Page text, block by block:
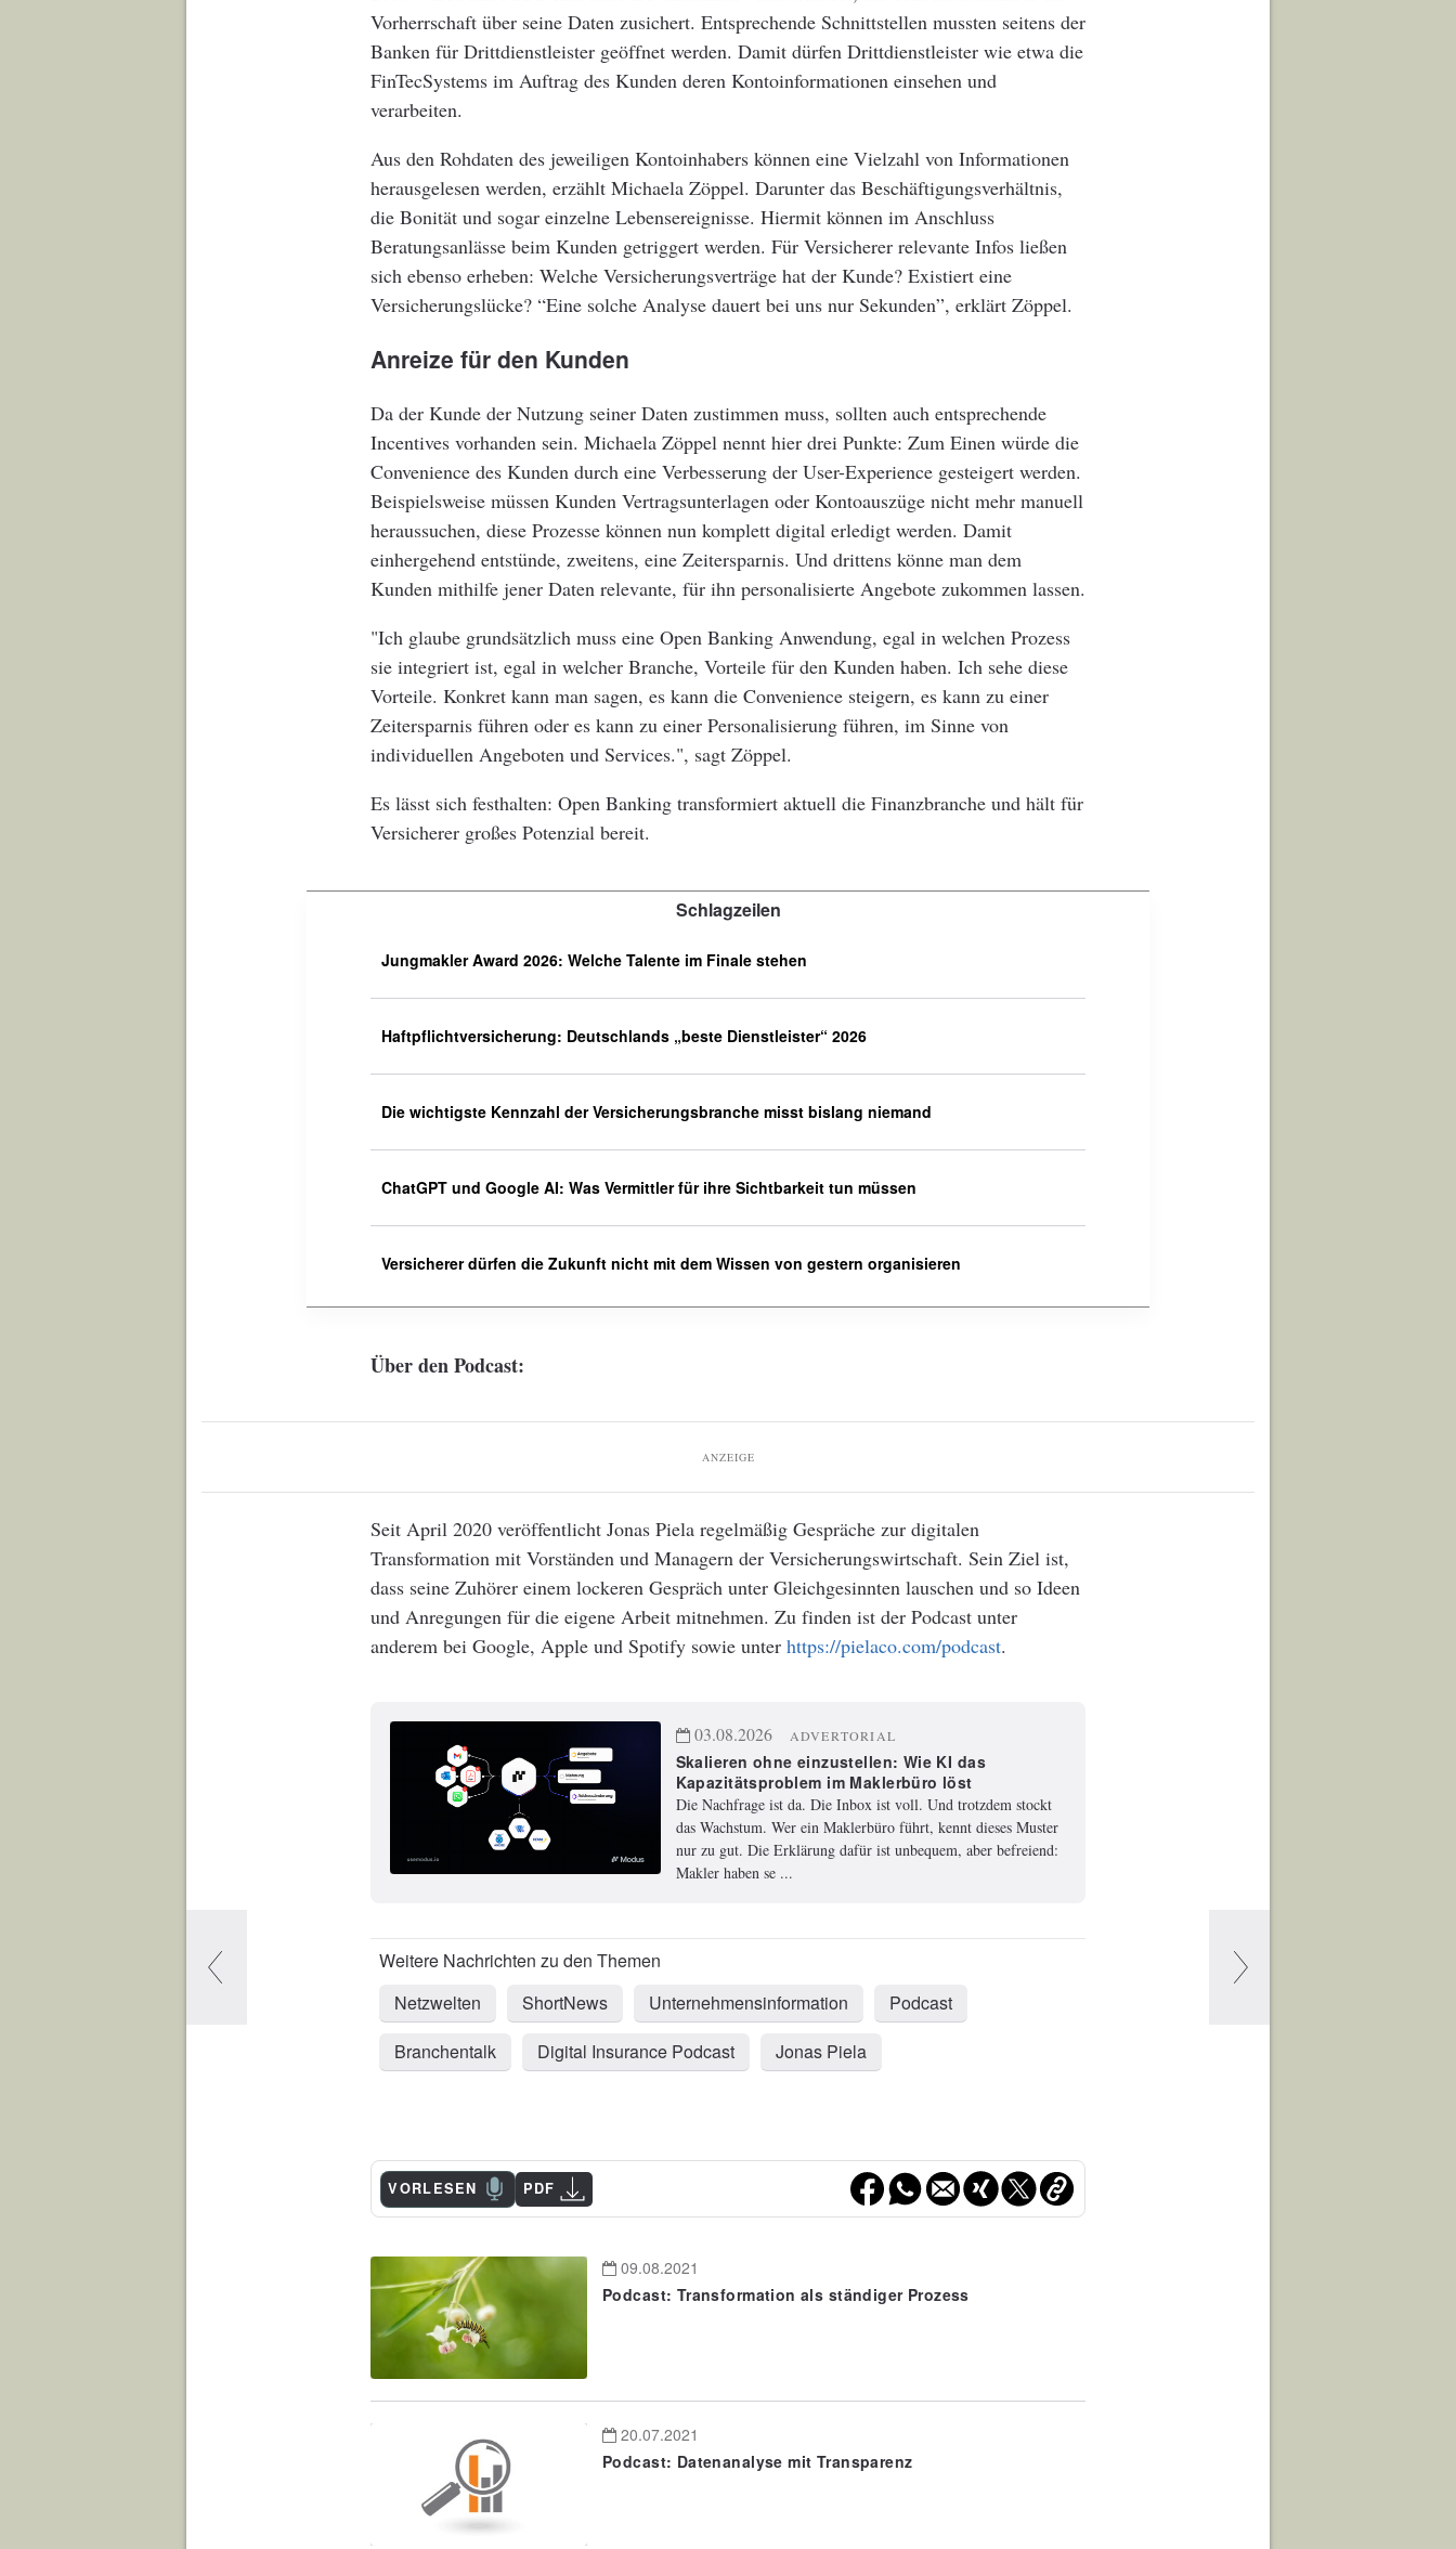
Vorherrschaft über seine Daten zusichert. Entsprechende Schnittstellen mussten seitens der
Banken für Drittdienstleister geöffnet werden. Damit dürfen Drittdienstleister wie etwa die
FinTecSystems im Auftrag des Kunden deren Kontoinformationen einsehen und
verarbeiten.
Aus den Rohdaten des jeweiligen Kontoinhabers können eine Vielzahl von Informationen
herausgelesen werden, erzählt Michaela Zöppel. Darunter das Beschäftigungsverhältnis,
die Bonität und sogar einzelne Lebensereignisse. Hiermit können im Anschluss
Beratungsanlässe beim Kunden getriggert werden. Für Versicherer relevante Infos ließen
sich ebenso erheben: Welche Versicherungsverträge hat der Kunde? Existiert eine
Versicherungslücke? “Eine solche Analyse dauert bei uns nur Sekunden”, erklärt Zöppel.
Anreize für den Kunden
Da der Kunde der Nutzung seiner Daten zustimmen muss, sollten auch entsprechende
Incentives vorhanden sein. Michaela Zöppel nennt hier drei Punkte: Zum Einen würde die
Convenience des Kunden durch eine Verbesserung der User-Experience gesteigert werden.
Beispielsweise müssen Kunden Vertragsunterlagen oder Kontoauszüge nicht mehr manuell
heraussuchen, diese Prozesse können nun komplett digital erledigt werden. Damit
einhergehend entstünde, zweitens, eine Zeitersparnis. Und drittens könne man dem
Kunden mithilfe jener Daten relevante, für ihn personalisierte Angebote zukommen lassen.
"Ich glaube grundsätzlich muss eine Open Banking Anwendung, egal in welchen Prozess
sie integriert ist, egal in welcher Branche, Vorteile für den Kunden haben. Ich sehe diese
Vorteile. Konkret kann man sagen, es kann die Convenience steigern, es kann zu einer
Zeitersparnis führen oder es kann zu einer Personalisierung führen, im Sinne von
individuellen Angeboten und Services.", sagt Zöppel.
Es lässt sich festhalten: Open Banking transformiert aktuell die Finanzbranche und hält für
Versicherer großes Potenzial bereit.
Schlagzeilen
Jungmakler Award 2026: Welche Talente im Finale stehen
Haftpflichtversicherung: Deutschlands „beste Dienstleister“ 2026
Die wichtigste Kennzahl der Versicherungsbranche misst bislang niemand
ChatGPT und Google AI: Was Vermittler für ihre Sichtbarkeit tun müssen
Versicherer dürfen die Zukunft nicht mit dem Wissen von gestern organisieren
Über den Podcast:
ANZEIGE
Seit April 2020 veröffentlicht Jonas Piela regelmäßig Gespräche zur digitalen
Transformation mit Vorständen und Managern der Versicherungswirtschaft. Sein Ziel ist,
dass seine Zuhörer einem lockeren Gespräch unter Gleichgesinnten lauschen und so Ideen
und Anregungen für die eigene Arbeit mitnehmen. Zu finden ist der Podcast unter
anderem bei Google, Apple und Spotify sowie unter https://pielaco.com/podcast.
03.08.2026 ADVERTORIAL
Skalieren ohne einzustellen: Wie KI das
Kapazitätsproblem im Maklerbüro löst
Die Nachfrage ist da. Die Inbox ist voll. Und trotzdem stockt
das Wachstum. Wer ein Maklerbüro führt, kennt dieses Muster
nur zu gut. Die Erklärung dafür ist unbequem, aber befreiend:
Makler haben se ...
Netzwelten ShortNews Unternehmensinformation
Podcast
Branchentalk
Digital Insurance Podcast Jonas Piela
VORLESEN PDF
09.08.2021
Podcast: Transformation als ständiger Prozess
20.07.2021
Podcast: Datenanalyse mit Transparenz